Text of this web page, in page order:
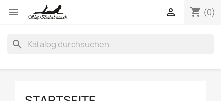
 shopping_cart (0)

search